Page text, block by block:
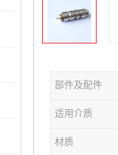
部件及配件
适用介质
材质